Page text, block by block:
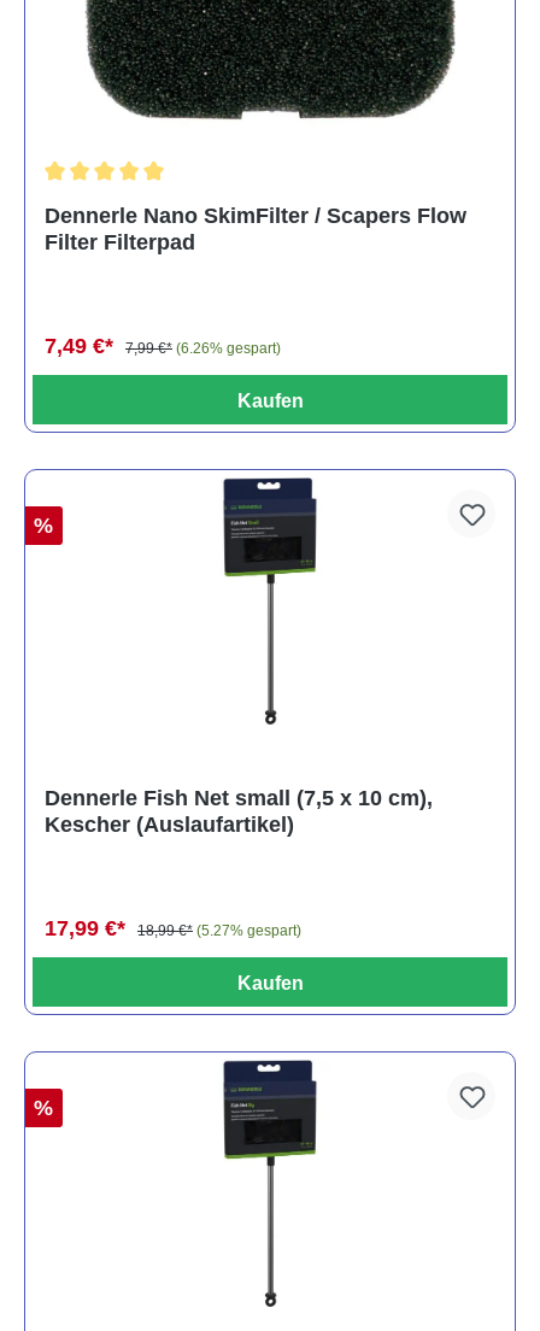
Dennerle Nano SkimFilter / Scapers Flow
Filter Filterpad
7,49 €* 7,99 €* (6.26% gespart)
Kaufen
%
Dennerle Fish Net small (7,5 x 10 cm),
Kescher (Auslaufartikel)
17,99 €* 18,99 €* (5.27% gespart)
Kaufen
%